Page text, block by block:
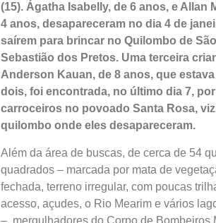
(15). Ágatha Isabelly, de 6 anos, e Allan
4 anos, desapareceram no dia 4 de
saírem para brincar no Quilombo de São
Sebastião dos Pretos. Uma terceira
Anderson Kauan, de 8 anos, que
dois, foi encontrada, no último dia 7, por
carroceiros no povoado Santa Rosa,
quilombo onde eles desapareceram.
Além da área de buscas, de cerca de 54
quadrados – marcada por mata de
fechada, terreno irregular, com poucas
acesso, açudes, o Rio Mearim e vários
–, mergulhadores do Corpo de Bombeiros